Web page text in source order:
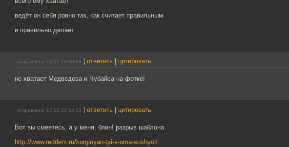
ведёт он себя ровно так, как считает правильным
и правильно делает
отправлено 17.02.13 05:06 ответить цитировать
не хватает Медведева и Чубайса на фотке!
отправлено 17.02.13 14:33 ответить цитировать
Вот вы смеетесь, а у меня, блин! разрыв шаблона.
http://www.reddem.ru/kurginyan-tyi-s-uma-soshyol/